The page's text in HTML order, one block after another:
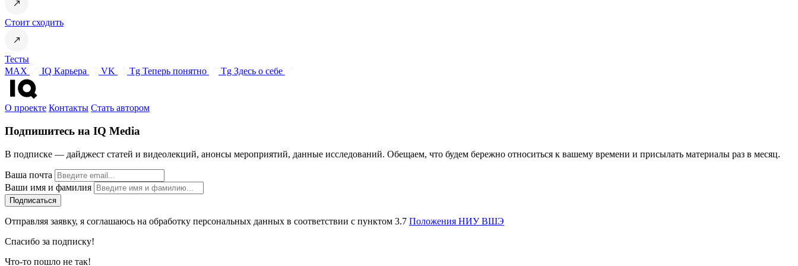
Стоит сходить
Тесты
MAX
IQ Карьера VK Tg Теперь понятно Tg Здесь о себе
О проекте Контакты Стать автором
Подпишитесь на IQ Media
В подписке — дайджест статей и видеолекций, анонсы мероприятий, данные исследований. Обещаем, что будем бережно относиться к вашему времени и присылать материалы раз в месяц.
Ваша почта
Ваши имя и фамилия
Отправляя заявку, я соглашаюсь на обработку персональных данных в соответствии с пунктом 3.7 Положения НИУ ВШЭ
Спасибо за подписку!
Что-то пошло не так!